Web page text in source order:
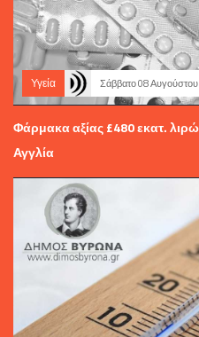
Υγεία Σάββατο 08
Φάρμακα αξίας £480 εκατ.
Αγγλία